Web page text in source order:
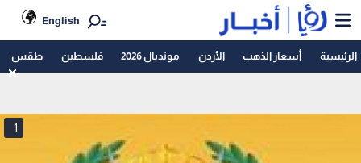
English
الرئيسية أسعار الذهب الأردن مونديال 2026 فلسطين طقس
1